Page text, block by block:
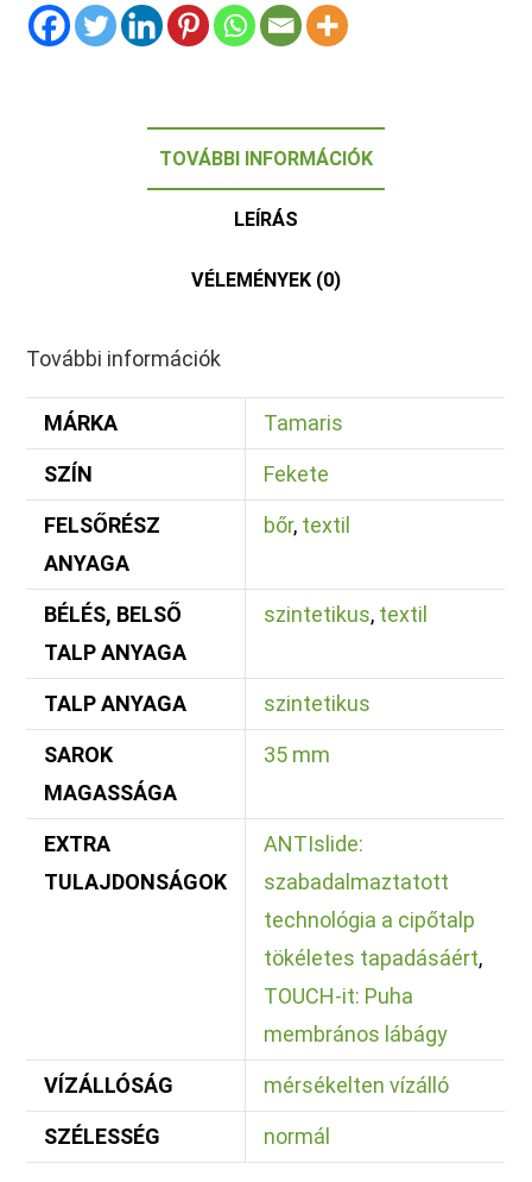
TOVÁBBI INFORMÁCIÓK
LEÍRÁS
VÉLEMÉNYEK (0)
További információk
MÁRKA Tamaris
SZÍN Fekete
FELSŐRÉSZ
ANYAGA
bőr, textil
BÉLÉS, BELSŐ
TALP ANYAGA
szintetikus, textil
TALP ANYAGA szintetikus
SAROK
MAGASSÁGA
35 mm
EXTRA
TULAJDONSÁGOK
ANTIslide:
szabadalmaztatott
technológia a cipőtalp
tökéletes tapadásáért,
TOUCH-it: Puha
membrános lábágy
VÍZÁLLÓSÁG mérsékelten vízálló
SZÉLESSÉG normál